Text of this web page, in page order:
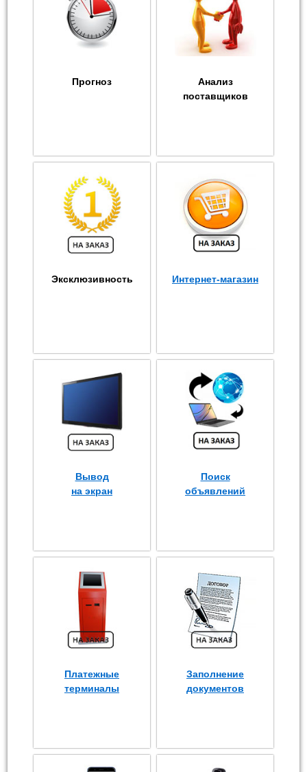
Прогноз
Анализ
поставщиков
Эксклюзивность Интернет-магазин
Вывод
на экран
Поиск
объявлений
Платежные
терминалы
Заполнение
документов